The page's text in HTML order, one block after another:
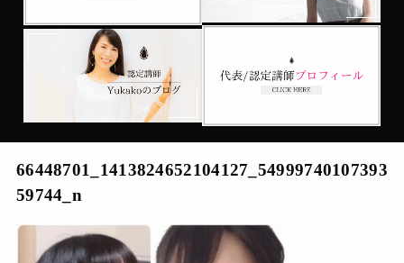
66448701_1413824652104127_54999740107393
59744_n